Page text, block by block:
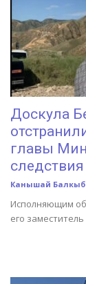
Доскула
главы
следствия
Канышай
Исполняющим
его